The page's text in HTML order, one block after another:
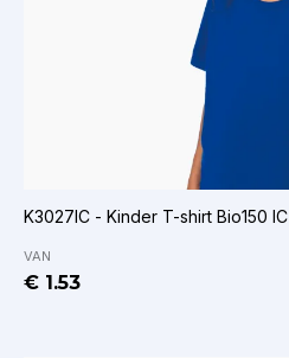
K3027IC - Kinder T-shirt Bio150 IC
VAN
€ 1.53